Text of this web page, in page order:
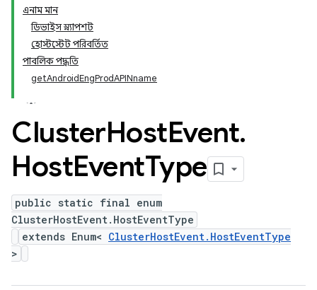
এনাম মান
ডিভাইস স্ন্যাপশট
হোস্টস্টেট পরিবর্তিত
পাবলিক পদ্ধতি
getAndroidEngProdAPINname
ClusterHostEvent.
HostEventType
public static final enum
ClusterHostEvent.HostEventType
extends Enum< ClusterHostEvent.HostEventType
>